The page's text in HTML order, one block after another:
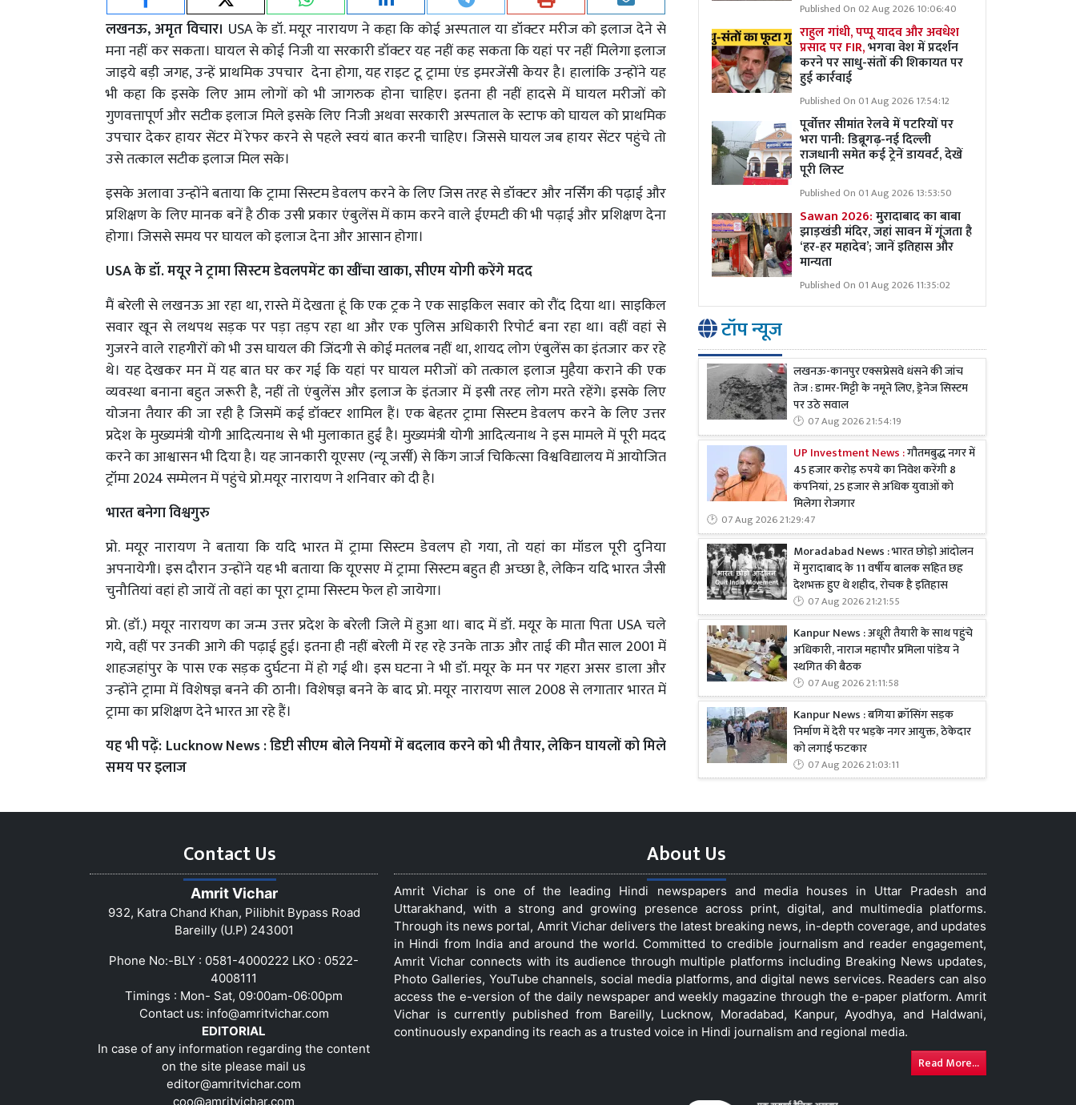
लखनऊ, अमृत विचार। USA के डॉ. मयूर नारायण ने कहा कि कोई अस्पताल या डॉक्टर मरीज को इलाज देने से
मना नहीं कर सकता। घायल से कोई निजी या सरकारी डॉक्टर यह नहीं कह सकता कि यहां पर नहीं मिलेगा इलाज
जाइये बड़ी जगह, उन्हें प्राथमिक उपचार देना होगा, यह राइट टू ट्रामा एंड इमरजेंसी केयर है। हालांकि उन्होंने यह
भी कहा कि इसके लिए आम लोगों को भी जागरुक होना चाहिए। इतना ही नहीं हादसे में घायल मरीजों को
गुणवत्तापूर्ण और सटीक इलाज मिले इसके लिए निजी अथवा सरकारी अस्पताल के स्टाफ को घायल को प्राथमिक
उपचार देकर हायर सेंटर में रेफर करने से पहले स्वयं बात करनी चाहिए। जिससे घायल जब हायर सेंटर पहुंचे तो
उसे तत्काल सटीक इलाज मिल सके।
इसके अलावा उन्होंने बताया कि ट्रामा सिस्टम डेवलप करने के लिए जिस तरह से डॉक्टर और नर्सिंग की पढ़ाई और
प्रशिक्षण के लिए मानक बनें है ठीक उसी प्रकार एंबुलेंस में काम करने वाले ईएमटी की भी पढ़ाई और प्रशिक्षण देना
होगा। जिससे समय पर घायल को इलाज देना और आसान होगा।
USA के डॉ. मयूर ने ट्रामा सिस्टम डेवलपमेंट का खींचा खाका, सीएम योगी करेंगे मदद
मैं बरेली से लखनऊ आ रहा था, रास्ते में देखता हूं कि एक ट्रक ने एक साइकिल सवार को रौंद दिया था। साइकिल
सवार खून से लथपथ सड़क पर पड़ा तड़प रहा था और एक पुलिस अधिकारी रिपोर्ट बना रहा था। वहीं वहां से
गुजरने वाले राहगीरों को भी उस घायल की जिंदगी से कोई मतलब नहीं था, शायद लोग एंबुलेंस का इंतजार कर रहे
थे। यह देखकर मन में यह बात घर कर गई कि यहां पर घायल मरीजों को तत्काल इलाज मुहैया कराने की एक
व्यवस्था बनाना बहुत जरूरी है, नहीं तो एंबुलेंस और इलाज के इंतजार में इसी तरह लोग मरते रहेंगे। इसके लिए
योजना तैयार की जा रही है जिसमें कई डॉक्टर शामिल हैं। एक बेहतर ट्रामा सिस्टम डेवलप करने के लिए उत्तर
प्रदेश के मुख्यमंत्री योगी आदित्यनाथ से भी मुलाकात हुई है। मुख्यमंत्री योगी आदित्यनाथ ने इस मामले में पूरी मदद
करने का आश्वासन भी दिया है। यह जानकारी यूएसए (न्यू जर्सी) से किंग जार्ज चिकित्सा विश्वविद्यालय में आयोजित
ट्रॉमा 2024 सम्मेलन में पहुंचे प्रो.मयूर नारायण ने शनिवार को दी है।
भारत बनेगा विश्वगुरु
प्रो. मयूर नारायण ने बताया कि यदि भारत में ट्रामा सिस्टम डेवलप हो गया, तो यहां का मॉडल पूरी दुनिया
अपनायेगी। इस दौरान उन्होंने यह भी बताया कि यूएसए में ट्रामा सिस्टम बहुत ही अच्छा है, लेकिन यदि भारत जैसी
चुनौतियां वहां हो जायें तो वहां का पूरा ट्रामा सिस्टम फेल हो जायेगा।
प्रो. (डॉ.) मयूर नारायण का जन्म उत्तर प्रदेश के बरेली जिले में हुआ था। बाद में डॉ. मयूर के माता पिता USA चले
गये, वहीं पर उनकी आगे की पढ़ाई हुई। इतना ही नहीं बरेली में रह रहे उनके ताऊ और ताई की मौत साल 2001 में
शाहजहांपुर के पास एक सड़क दुर्घटना में हो गई थी। इस घटना ने भी डॉ. मयूर के मन पर गहरा असर डाला और
उन्होंने ट्रामा में विशेषज्ञ बनने की ठानी। विशेषज्ञ बनने के बाद प्रो. मयूर नारायण साल 2008 से लगातार भारत में
ट्रामा का प्रशिक्षण देने भारत आ रहे हैं।
यह भी पढ़ें: Lucknow News : डिप्टी सीएम बोले नियमों में बदलाव करने को भी तैयार, लेकिन घायलों को मिले
समय पर इलाज
Published On 02 Aug 2026 10:06:40
राहुल गांधी, पप्पू यादव और अवधेश
प्रसाद पर FIR,भगवा वेश में प्रदर्शन
करने पर साधु-संतों की शिकायत पर
हुई कार्रवाई
Published On 01 Aug 2026 17:54:12
पूर्वोत्तर सीमांत रेलवे में पटरियों पर
भरा पानी: डिब्रूगढ़-नई दिल्ली
राजधानी समेत कई ट्रेनें डायवर्ट, देखें
पूरी लिस्ट
Published On 01 Aug 2026 13:53:50
Sawan 2026:मुरादाबाद का बाबा
झाड़खंडी मंदिर, जहां सावन में गूंजता है
‘हर-हर महादेव’; जानें इतिहास और
मान्यता
Published On 01 Aug 2026 11:35:02
टॉप न्यूज
लखनऊ-कानपुर एक्सप्रेसवे धंसने की जांच
तेज : डामर-मिट्टी के नमूने लिए, ड्रेनेज सिस्टम
पर उठे सवाल
07 Aug 2026 21:54:19
UP Investment News :गौतमबुद्ध नगर में
45 हजार करोड़ रुपये का निवेश करेंगी 8
कंपनियां, 25 हजार से अधिक युवाओं को
मिलेगा रोजगार
07 Aug 2026 21:29:47
Moradabad News : भारत छोड़ो आंदोलन
में मुरादाबाद के 11 वर्षीय बालक सहित छह
देशभक्त हुए थे शहीद, रोचक है इतिहास
07 Aug 2026 21:21:55
Kanpur News : अधूरी तैयारी के साथ पहुंचे
अधिकारी, नाराज महापौर प्रमिला पांडेय ने
स्थगित की बैठक
07 Aug 2026 21:11:58
Kanpur News : बगिया क्रॉसिंग सड़क
निर्माण में देरी पर भड़के नगर आयुक्त, ठेकेदार
को लगाई फटकार
07 Aug 2026 21:03:11
Contact Us
Amrit Vichar
932, Katra Chand Khan, Pilibhit Bypass Road
Bareilly (U.P) 243001
Phone No:-BLY : 0581-4000222 LKO : 0522-
4008111
Timings : Mon- Sat, 09:00am-06:00pm
Contact us: info@amritvichar.com
EDITORIAL
In case of any information regarding the content
on the site please mail us
editor@amritvichar.com
coo@amritvichar.com
About Us
Amrit Vichar is one of the leading Hindi newspapers and media houses in Uttar Pradesh and
Uttarakhand, with a strong and growing presence across print, digital, and multimedia platforms.
Through its news portal, Amrit Vichar delivers the latest breaking news, in-depth coverage, and updates
in Hindi from India and around the world. Committed to credible journalism and reader engagement,
Amrit Vichar connects with its audience through multiple platforms including Breaking News updates,
Photo Galleries, YouTube channels, social media platforms, and digital news services. Readers can also
access the e-version of the daily newspaper and weekly magazine through the e-paper platform. Amrit
Vichar is currently published from Bareilly, Lucknow, Moradabad, Kanpur, Ayodhya, and Haldwani,
continuously expanding its reach as a trusted voice in Hindi journalism and regional media.
Read More...